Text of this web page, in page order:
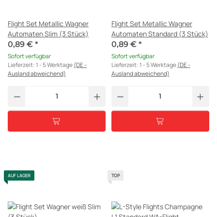
Flight Set Metallic Wagner
Automaten Slim (3 Stück)
0,89 € *
Sofort verfügbar
Lieferzeit:1 - 5 Werktage(DE -
Ausland abweichend)
Flight Set Metallic Wagner
Automaten Standard (3 Stück)
0,89 € *
Sofort verfügbar
Lieferzeit:1 - 5 Werktage(DE -
Ausland abweichend)
AUF LAGER TOP